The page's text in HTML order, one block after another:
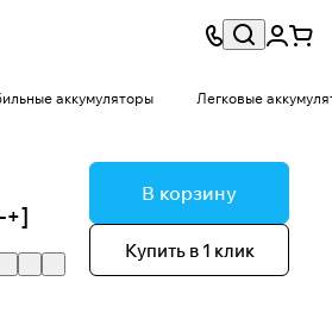
аккумуляторы Легковые
+]
В корзину
Купить в 1 клик